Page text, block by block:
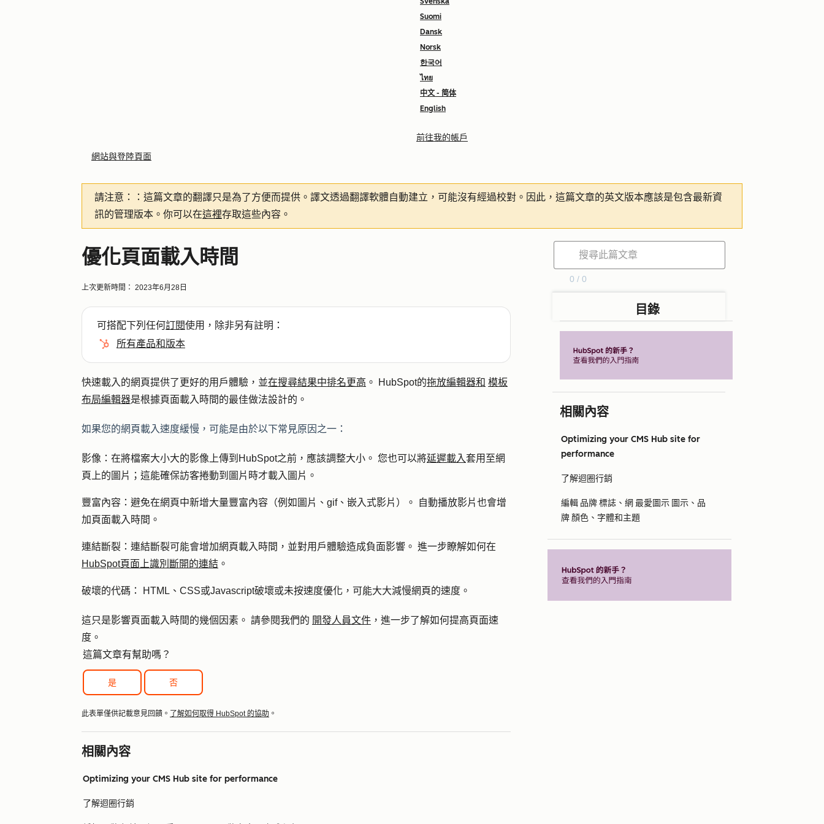
Suomi
Dansk
Norsk
한국어
ไทย
中文 - 简体
English
前往我的帳戶
網站與登陸頁面
請注意：
：這篇文章的翻譯只是為了方便而提供。譯文透過翻譯軟體自動建立，可能沒有經過校對。因此，這篇文章的英文版本應該是包含最新資
訊的管理版本。你可以在這裡存取這些內容。
優化頁面載入時間
上次更新時間： 2023年6月28日
可搭配下列任何訂閱使用，除非另有註明：
所有產品和版本
快速載入的網頁提供了更好的用戶體驗，並在搜尋結果中排名更高 。 HubSpot的拖放編輯器和 模板
布局編輯器是根據頁面載入時間的最佳做法設計的。
如果您的網頁載入速度緩慢，可能是由於以下常見原因之一：
影像：在將檔案大小大的影像上傳到HubSpot之前，應該調整大小。 您也可以將延遲載入套用至網
頁上的圖片；這能確保訪客捲動到圖片時才載入圖片。
豐富內容：避免在網頁中新增大量豐富內容（例如圖片、gif、嵌入式影片）。 自動播放影片也會增
加頁面載入時間。
連結斷裂：連結斷裂可能會增加網頁載入時間，並對用戶體驗造成負面影響。 進一步瞭解如何在
HubSpot頁面上識別斷開的連結 。
破壞的代碼： HTML、CSS或Javascript破壞或未按速度優化，可能大大減慢網頁的速度。
這只是影響頁面載入時間的幾個因素。 請參閱我們的 開發人員文件 ，進一步了解如何提高頁面速
度。
這篇文章有幫助嗎？
是 否
此表單僅供記載意見回饋。 了解如何取得 HubSpot 的協助 。
相關內容
Optimizing your CMS Hub site for performance
了解迴圈行銷
0 / 0
目錄
相關內容
Optimizing your CMS Hub site for
performance
了解迴圈行銷
編輯 品牌 標誌、網 最愛圖示 圖示、品
牌 顏色、字體和主題